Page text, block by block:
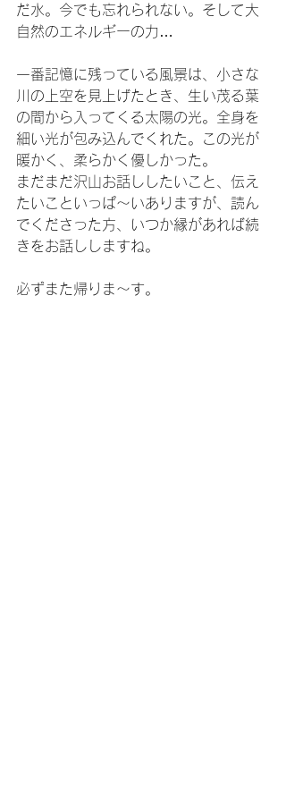
だ水。今でも忘れられない。そして大
自然のエネルギーの力…
一番記憶に残っている風景は、小さな
川の上空を見上げたとき、生い茂る葉
の間から入ってくる太陽の光。全身を
細い光が包み込んでくれた。この光が
暖かく、柔らかく優しかった。
まだまだ沢山お話ししたいこと、伝え
たいこといっぱ～いありますが、読ん
でくださった方、いつか縁があれば続
きをお話ししますね。
必ずまた帰りま～す。